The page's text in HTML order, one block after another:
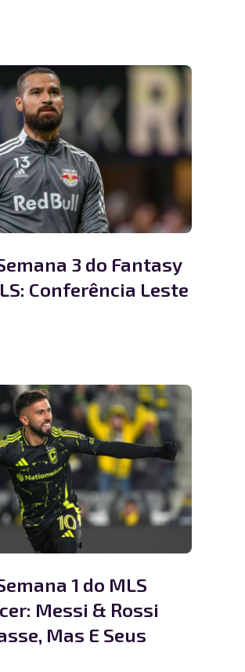
3 do Fantasy
Conferência Leste
1 do MLS
Messi & Rossi
Mas E Seus